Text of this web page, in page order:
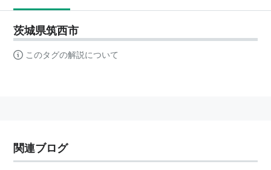
茨城県筑西市
このタグの解説について
関連ブログ